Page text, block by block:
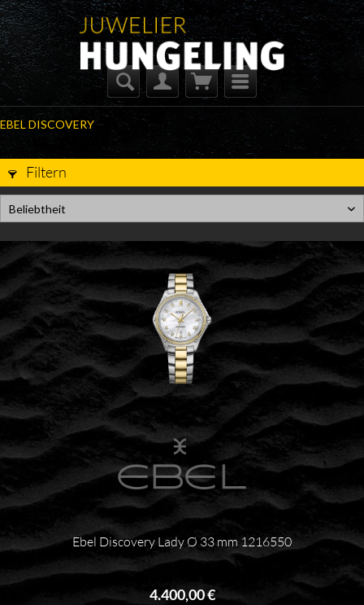
EBEL DISCOVERY
Filtern
Beliebtheit
Ebel Discovery Lady Ø 33 mm 1216550
4.400,00 €